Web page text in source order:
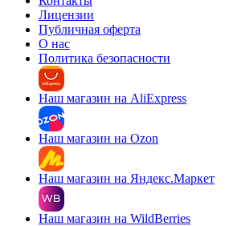
Лицензии
Публичная оферта
О нас
Политика безопасности
Наш магазин на AliExpress
Наш магазин на Ozon
Наш магазин на Яндекс.Маркет
Наш магазин на WildBerries